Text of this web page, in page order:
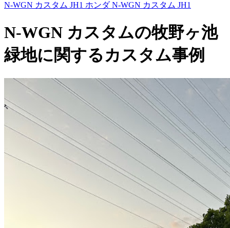
N-WGN カスタム JH1 ホンダ N-WGN カスタム JH1
N-WGN カスタムの牧野ヶ池
緑地に関するカスタム事例